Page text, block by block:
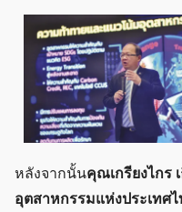
หลังจากนั้นคุณเกรียงไกร
อุตสาหกรรมแห่งประเทศไ